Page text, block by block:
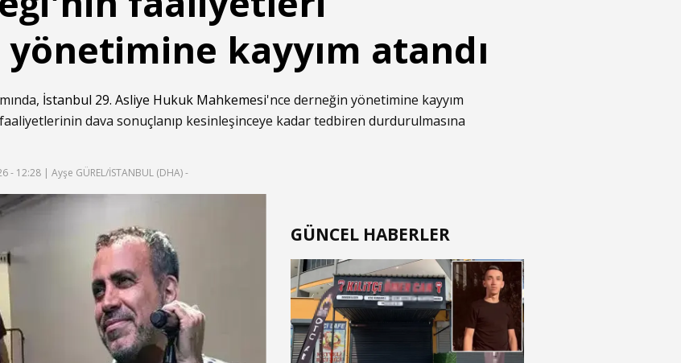
kayyım atandı
İstanbul 29. Asliye Hukuk Mahkemesi'nce derneğin yönetimine kayyım
dava sonuçlanıp kesinleşinceye kadar tedbiren durdurulmasına
- 12:28 | Ayşe GÜREL/İSTANBUL (DHA) -
GÜNCEL HABERLER